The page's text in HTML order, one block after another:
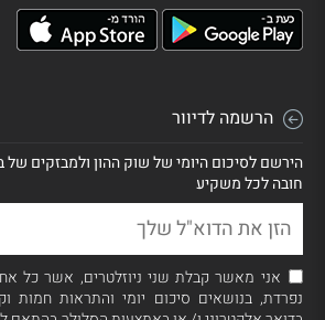
הרשמה לדיוור
הירשם לסיכום היומי של שוק ההון ולמבזקים של
חובה לכל משקיע
אני מאשר קבלת שני ניוזלטרים, אשר כל
נפרדת, בנושאים סיכום יומי והתראות חמות